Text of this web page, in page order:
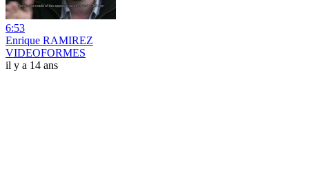
6:53
Enrique RAMIREZ
VIDEOFORMES
il y a 14 ans